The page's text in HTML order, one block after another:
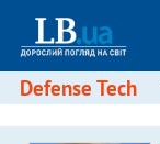
Defense Tech